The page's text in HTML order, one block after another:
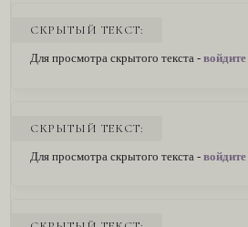
СКРЫТЫЙ ТЕКСТ:
Для просмотра скрытого текста - войдите
СКРЫТЫЙ ТЕКСТ:
Для просмотра скрытого текста - войдите